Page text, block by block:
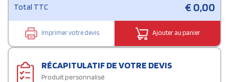
Total TTC €0,00
Imprimer votre devis Ajouter au panier
RÉCAPITULATIF DE VOTRE DEVIS
Produit personnalisé